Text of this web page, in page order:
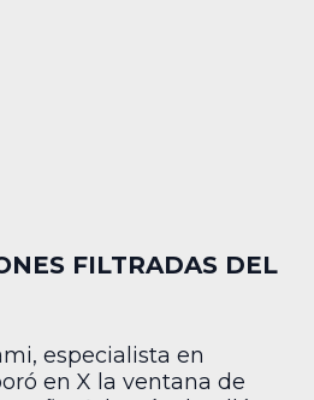
FILTRADAS DEL
especialista en
en X la ventana de